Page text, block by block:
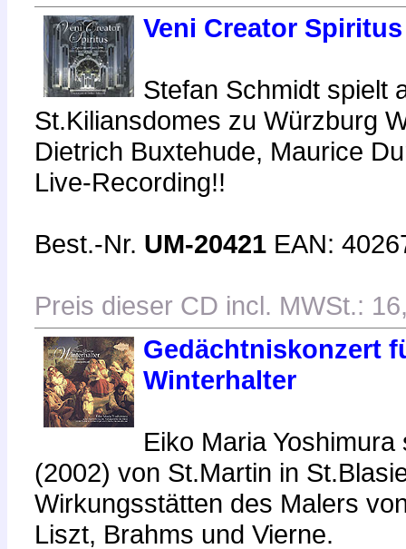
Veni Creator Spiritus
Stefan Schmidt spielt
St.Kiliansdomes zu Würzburg
Dietrich Buxtehude, Maurice
Live-Recording!!
Best.-Nr. UM-20421 EAN:
Preis dieser CD incl. MWSt.:
Gedächtniskonzert
Winterhalter
Eiko Maria
(2002) von St.Martin in
Wirkungsstätten des Malers
Liszt, Brahms und Vierne.